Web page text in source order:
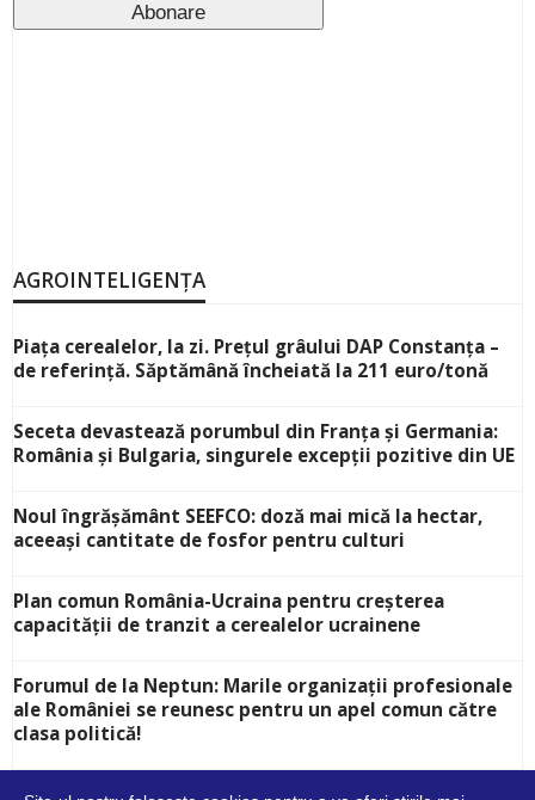
AGROINTELIGENȚA
Piața cerealelor, la zi. Prețul grâului DAP Constanța –
de referință. Săptămână încheiată la 211 euro/tonă
Seceta devastează porumbul din Franța și Germania:
România și Bulgaria, singurele excepții pozitive din UE
Noul îngrășământ SEEFCO: doză mai mică la hectar,
aceeași cantitate de fosfor pentru culturi
Plan comun România-Ucraina pentru creșterea
capacității de tranzit a cerealelor ucrainene
Forumul de la Neptun: Marile organizații profesionale
ale României se reunesc pentru un apel comun către
clasa politică!